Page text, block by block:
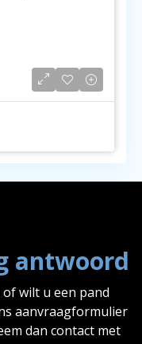
antwoord
wilt u een pand
aanvraagformulier
dan contact met